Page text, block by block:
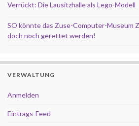
Verrückt: Die Lausitzhalle als Lego-Modell
SO könnte das Zuse-Computer-Museum
doch noch gerettet werden!
VERWALTUNG
Anmelden
Eintrags-Feed